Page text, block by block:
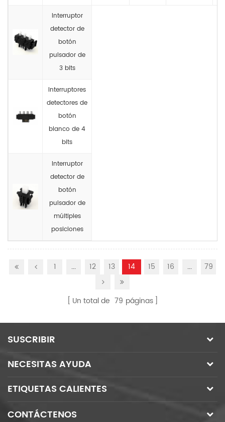
Interruptor
detector de
botón
pulsador de
3 bits
Interruptores
detectores de
botón
blanco de 4
bits
Interruptor
detector de
botón
pulsador de
múltiples
posiciones
1 ... 12 13 14 15 16 ... 79
Un total de 79 páginas
SUSCRIBIR
NECESITAS AYUDA
ETIQUETAS CALIENTES
CONTÁCTENOS